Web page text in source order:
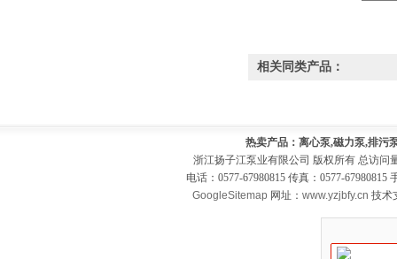
相关同类产品：
热卖产品：离心泵,磁力泵,排污
浙江扬子江泵业有限公司 版权所有 总访问
电话：0577-67980815 传真：0577-
GoogleSitemap 网址： www.yzjbfy.cn 技术